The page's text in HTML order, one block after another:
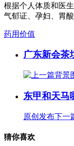
根据个人体质和医
气郁证、孕妇、胃
药用价值
广东新会茶
东甲和天马
原创发布下一
猜你喜欢